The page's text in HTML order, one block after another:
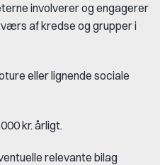
involverer og engagerer
af kredse og grupper i
eller lignende sociale
kr. årligt.
relevante bilag